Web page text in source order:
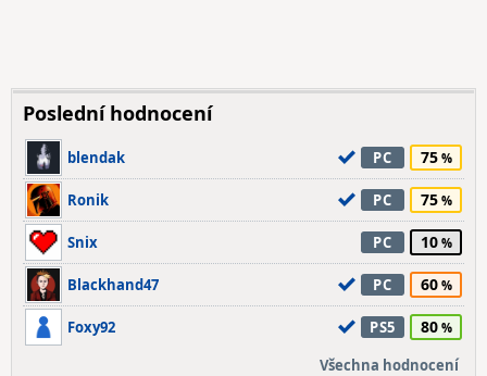
Poslední hodnocení
blendak PC 75
Ronik PC 75
Snix PC 10
Blackhand47 PC 60
Foxy92 PS5 80
Všechna hodnocení